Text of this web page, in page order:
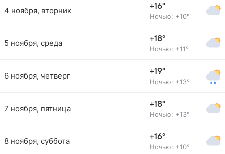
4 ноября, вторник +16°
Ночью: +10°
5 ноября, среда +18°
Ночью: +11°
6 ноября, четверг +19°
Ночью: +13°
7 ноября, пятница +18°
Ночью: +13°
8 ноября, суббота +16°
Ночью: +10°